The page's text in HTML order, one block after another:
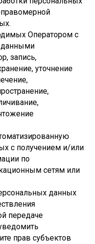
Оператором с
данными
запись,
уточнение
с получением и/или
по
сетям или
данных
передаче
прав субъектов